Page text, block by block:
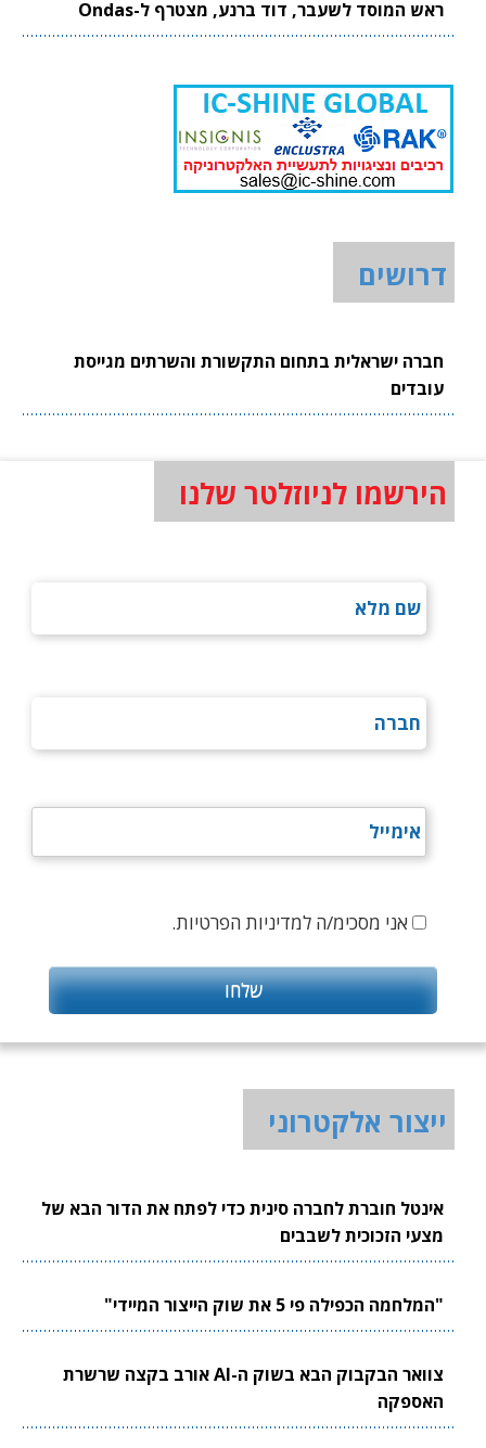
ראש המוסד לשעבר, דוד ברנע, מצטרף ל-Ondas
דרושים
חברה ישראלית בתחום התקשורת והשרתים מגייסת
עובדים
הירשמו לניוזלטר שלנו
אני מסכימ/ה למדיניות הפרטיות.
ייצור אלקטרוני
אינטל חוברת לחברה סינית כדי לפתח את הדור הבא של
מצעי הזכוכית לשבבים
"המלחמה הכפילה פי 5 את שוק הייצור המיידי"
צוואר הבקבוק הבא בשוק ה-AI אורב בקצה שרשרת
האספקה